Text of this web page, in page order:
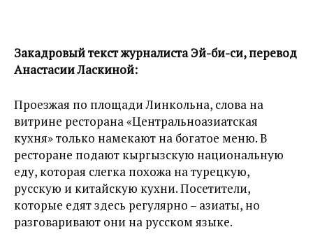
Закадровый текст журналиста Эй-би-си, перевод
Анастасии Ласкиной:
Проезжая по площади Линкольна, слова на
витрине ресторана «Центральноазиатская
кухня» только намекают на богатое меню. В
ресторане подают кыргызскую национальную
еду, которая слегка похожа на турецкую,
русскую и китайскую кухни. Посетители,
которые едят здесь регулярно – азиаты, но
разговаривают они на русском языке.